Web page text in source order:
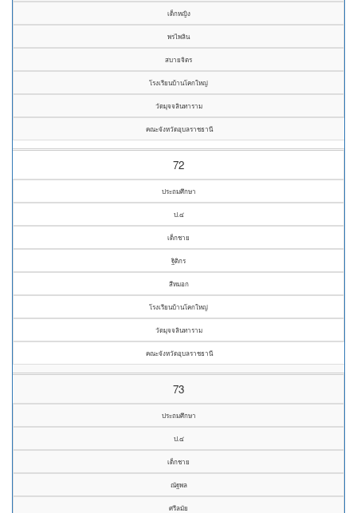
เด็กหญิง
พรไพลิน
สบายจิตร
โรงเรียนบ้านโคกใหญ่
วัดมุจจลินทาราม
คณะจังหวัดอุบลราชธานี
72
ประถมศึกษา
ป.๔
เด็กชาย
ฐิติกร
สีหมอก
โรงเรียนบ้านโคกใหญ่
วัดมุจจลินทาราม
คณะจังหวัดอุบลราชธานี
73
ประถมศึกษา
ป.๔
เด็กชาย
ณัฐพล
ศรีลมัย